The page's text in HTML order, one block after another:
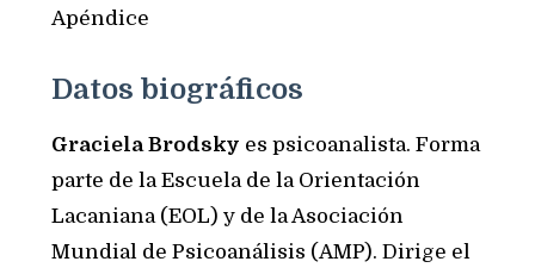
Apéndice
Datos biográficos
Graciela Brodsky es psicoanalista. Forma
parte de la Escuela de la Orientación
Lacaniana (EOL) y de la Asociación
Mundial de Psicoanálisis (AMP). Dirige el